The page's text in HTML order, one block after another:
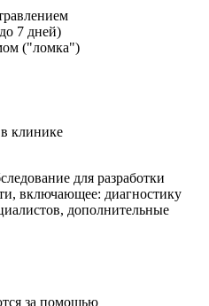
7 дней)
("ломка")
клинике
для разработки
включающее: диагностику
дополнительные
за помощью